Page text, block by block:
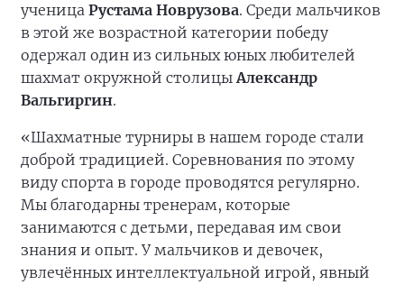
ученица Рустама Новрузова. Среди мальчиков
в этой же возрастной категории победу
одержал один из сильных юных любителей
шахмат окружной столицыАлександр
Вальгиргин.
«Шахматные турниры в нашем городе стали
доброй традицией. Соревнования по этому
виду спорта в городе проводятся регулярно.
Мы благодарны тренерам, которые
занимаются с детьми, передавая им свои
знания и опыт. У мальчиков и девочек,
увлечённых интеллектуальной игрой, явный